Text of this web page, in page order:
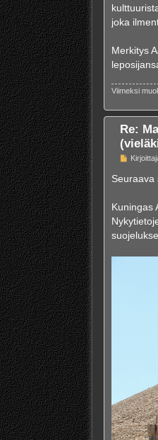
joka
Merkitys
Viimeksi
Re:
V
e
Seuraava
Kuningas